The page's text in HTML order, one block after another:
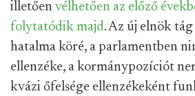
illetően vélhetően az előző
folytatódik majd. Az új elnök
hatalma köré, a parlamentben
ellenzéke, a kormánypozíciót
kvázi őfelsége ellenzékeként